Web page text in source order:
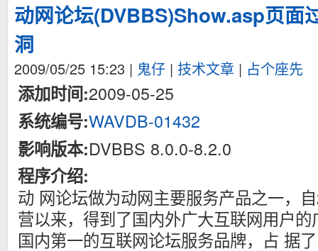
动网论坛(DVBBS)Show.asp页面
洞
2009/05/25 15:23 | 鬼仔 | 技术文章 | 占个座先
添加时间:2009-05-25
系统编号:WAVDB-01432
影响版本:DVBBS 8.0.0-8.2.0
程序介绍:
动 网论坛做为动网主要服务产品之一，
营以来，得到了国内外广大互联网用户
国内第一的互联网论坛服务品牌，占 据